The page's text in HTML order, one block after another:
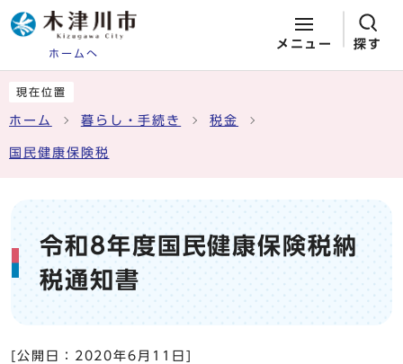
ホームへ
メニュー 探す
現在位置
ホーム 暮らし・手続き 税金
国民健康保険税
令和8年度国民健康保険税納
税通知書
[公開日： 2020年6月11日